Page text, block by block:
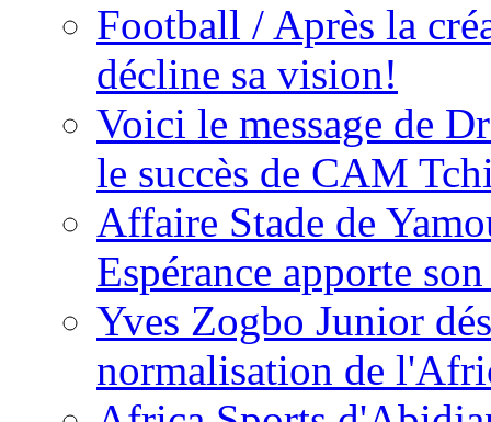
Football / Après la
décline sa vision!
Voici le message de
le succès de CAM
Affaire Stade de
Espérance apporte
Yves Zogbo Junior
normalisation de